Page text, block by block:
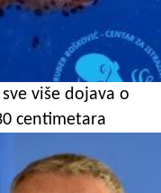
više dojava o
centimetara